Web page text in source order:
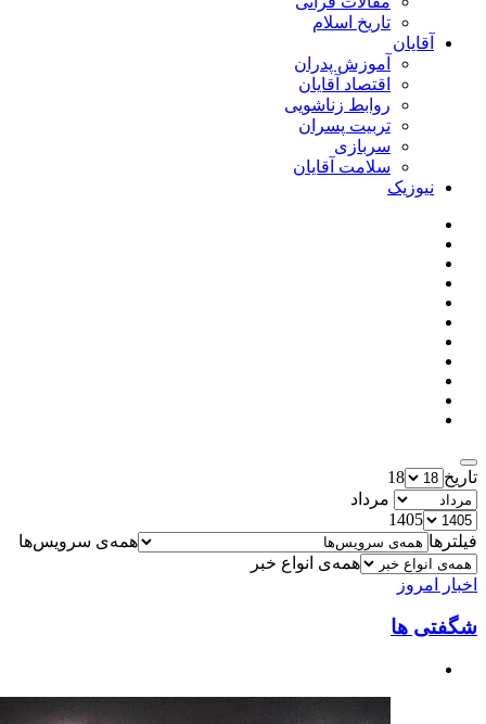
تاریخ اسلام
آقایان
آموزش پدران
اقتصاد آقایان
روابط زناشویی
تربیت پسران
سربازی
سلامت آقایان
نیوزیک
تاریخ
18
مرداد
1405
فیلترها
همه‌ی سرویس‌ها
همه‌ی انواع خبر
اخبار امروز
شگفتی ها